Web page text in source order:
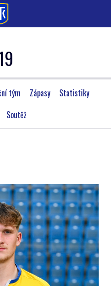
tým Zápasy
Statistiky
Soutěž